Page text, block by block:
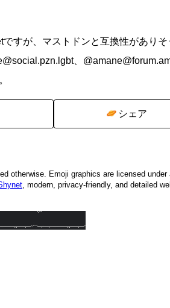
すが、マストドンと互換性がありそ
、
シェア
otherwise. Emoji graphics are licensed under
, modern, privacy-friendly, and detailed